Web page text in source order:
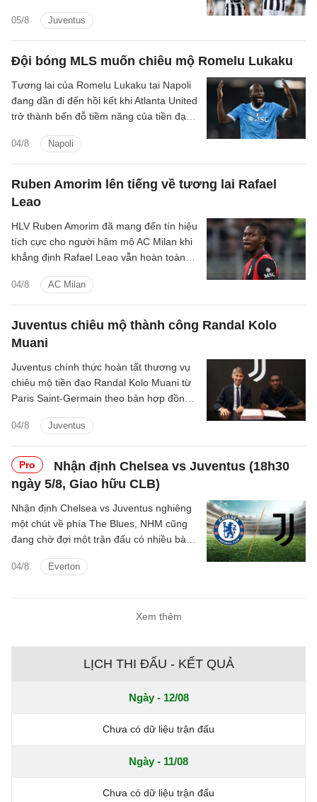
05/8 Juventus
còn đâu!
Đội bóng MLS muốn chiêu mộ Romelu Lukaku
04/8 Napoli
Tương lai của Romelu Lukaku tại Napoli
đang dần đi đến hồi kết khi Atlanta United
trở thành bến đỗ tiềm năng của tiền đạo
hè.
Ruben Amorim lên tiếng về tương lai Rafael
Leao
04/8 AC Milan
HLV Ruben Amorim đã mang đến tín hiệu
tích cực cho người hâm mộ AC Milan khi
khẳng định Rafael Leao vẫn hoàn toàn
đội bóng, bất chấp những đồn đoán
chuyển nhượng kéo dài suốt mùa hè.
Juventus chiêu mộ thành công Randal Kolo
Muani
04/8 Juventus
Juventus chính thức hoàn tất thương vụ
chiêu mộ tiền đạo Randal Kolo Muani từ
Paris Saint-Germain theo bản hợp đồng
người Pháp sau quãng thời gian thi đấu
theo dạng cho mượn đầy ấn tượng tại
Turin.
Pro
Nhận định Chelsea vs Juventus (18h30
ngày 5/8, Giao hữu CLB)
04/8 Everton
Nhận định Chelsea vs Juventus nghiêng
một chút về phía The Blues, NHM cũng
đang chờ đợi một trận đấu có nhiều bàn
Xem thêm
LỊCH THI ĐẤU - KẾT QUẢ
Ngày - 12/08
Chưa có dữ liệu trận đấu
Ngày - 11/08
Chưa có dữ liệu trận đấu